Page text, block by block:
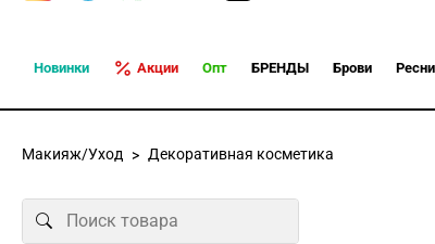
Новинки Акции Опт БРЕНДЫ Брови
Макияж/Уход Декоративная косметика